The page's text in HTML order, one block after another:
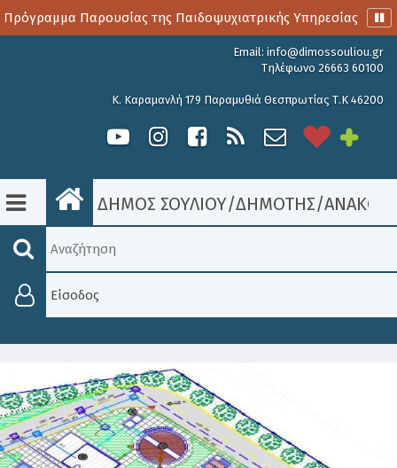
Παρουσίας της Παιδοψυχιατρικής Υπηρεσίας
Email: info@dimossouliou.gr
Τηλέφωνο 26663 60100
Κ. Καραμανλή 179 Παραμυθιά Θεσπρωτίας Τ.Κ 46200
ΔΗΜΟΣ ΣΟΥΛΙΟΥ/ΔΗΜΟΤΗΣ/
Είσοδος